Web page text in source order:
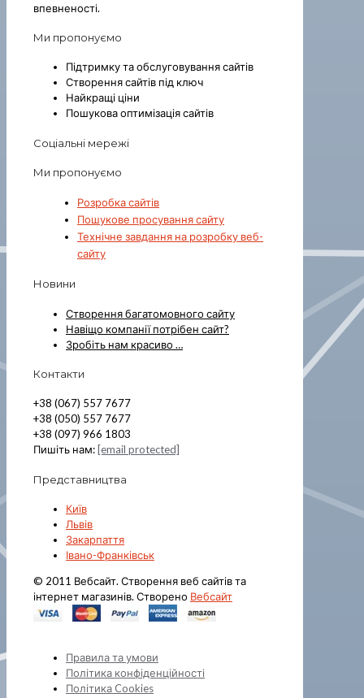
впевненості.
Ми пропонуємо
Підтримку та обслуговування сайтів
Створення сайтів під ключ
Найкращі ціни
Пошукова оптимізація сайтів
Соціальні мережі
Ми пропонуємо
Розробка сайтів
Пошукове просування сайту
Технічне завдання на розробку веб-
сайту
Новини
Створення багатомовного сайту
Навіщо компанії потрібен сайт?
Зробіть нам красиво …
Контакти
+38 (067) 557 7677
+38 (050) 557 7677
+38 (097) 966 1803
Пишіть нам: [email protected]
Представництва
Київ
Львів
Закарпаття
Івано-Франківськ
© 2011 Вебсайт. Створення веб сайтів та
інтернет магазинів. Створено Вебсайт
Правила та умови
Політика конфіденційності
Політика Cookies